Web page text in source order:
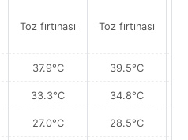
Toz fırtınası
37.9°C
33.3°C
27.0°C
Toz fırtınası
39.5°C
34.8°C
28.5°C